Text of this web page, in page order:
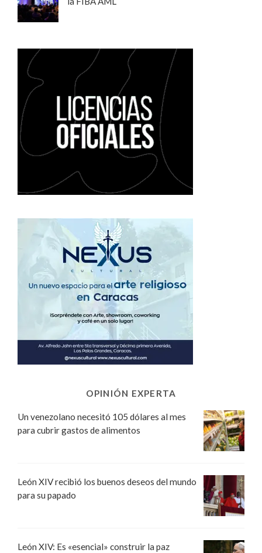
OPINIÓN EXPERTA
Un venezolano necesitó 105 dólares al mes
para cubrir gastos de alimentos
León XIV recibió los buenos deseos del mundo
para su papado
León XIV: Es «esencial» construir la paz